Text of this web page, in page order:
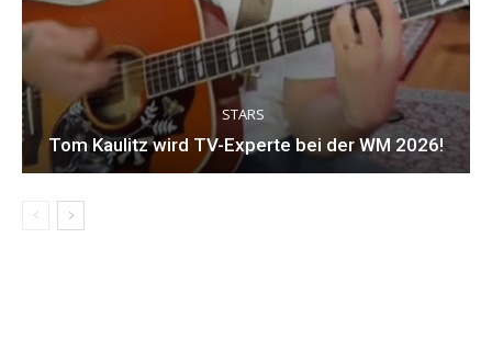
STARS
Tom Kaulitz wird TV-Experte bei der WM 2026!